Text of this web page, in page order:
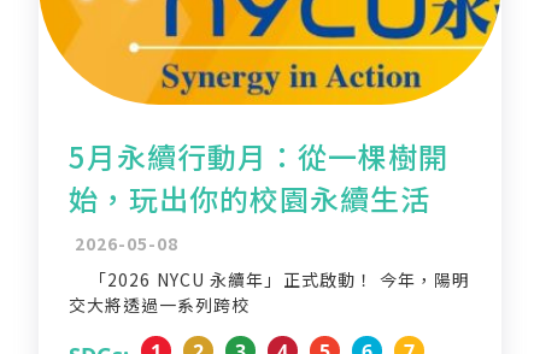
5月永續行動月：從一棵樹開
始，玩出你的校園永續生活
2026-05-08
「2026 NYCU 永續年」正式啟動！ 今年，陽明
交大將透過一系列跨校